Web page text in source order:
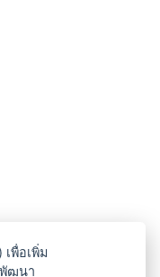
พื่อเพิ่ม
พัฒนา